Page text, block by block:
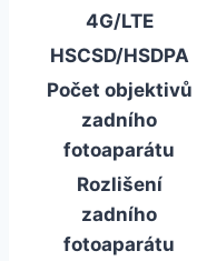
4G/LTE
HSCSD/HSDPA
Počet objektivů
zadního
fotoaparátu
Rozlišení
zadního
fotoaparátu